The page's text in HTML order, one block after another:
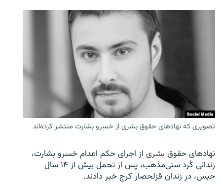
تصویری که نهادهای حقوق بشری از خسرو بشارت منتشر کرده‌اند
نهادهای حقوق بشری از اجرای حکم اعدام خسرو بشارت،
زندانی کُرد سنی‌مذهب، پس از تحمل بیش از ۱۴ سال
حبس، در زندان قزلحصار کرج خبر دادند.